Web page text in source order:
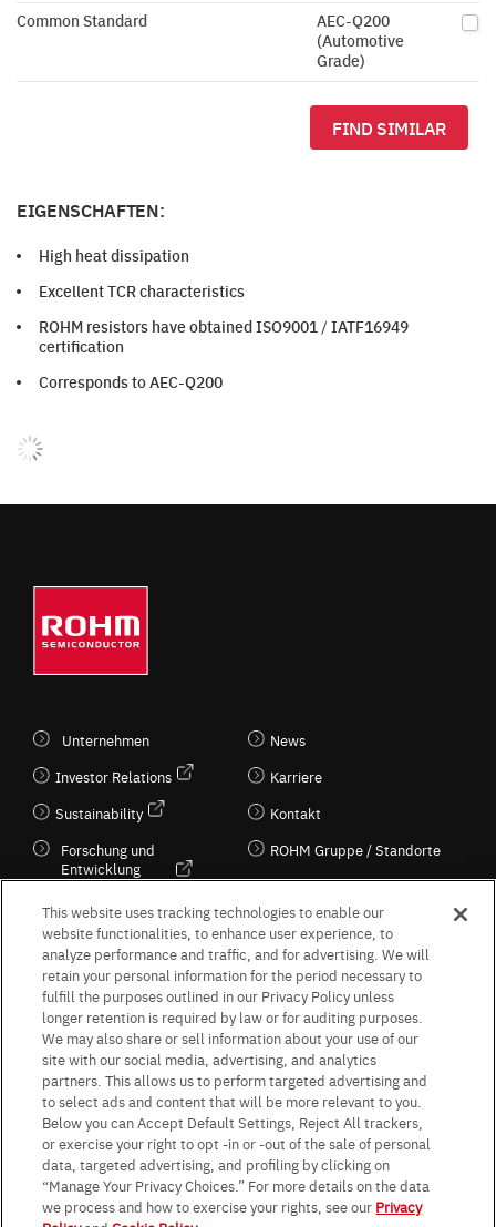
Common Standard
AEC-Q200
(Automotive
Grade)
FIND SIMILAR
EIGENSCHAFTEN:
High heat dissipation
Excellent TCR characteristics
ROHM resistors have obtained ISO9001 / IATF16949
certification
Corresponds to AEC-Q200
Unternehmen
Investor Relations
Sustainability
Forschung und
Entwicklung
Kultur / Wirtschaft
News
Karriere
Kontakt
ROHM Gruppe / Standorte
Follow Us
Terms & Conditions Purpose of use Privacy Policy
Site Map
AGB (Deutsche Version)
AGB (Englische Version)
Impressum
Standard terms and conditions for sales (PDF)
Statement on UK Modern Slavery Act
ROHM UK Group Tax Strategy
Data Protection Information for Business Partners (Europe) [English]
This website uses tracking technologies to enable our
website functionalities, to enhance user experience, to
analyze performance and traffic, and for advertising. We will
retain your personal information for the period necessary to
fulfill the purposes outlined in our Privacy Policy unless
longer retention is required by law or for auditing purposes.
We may also share or sell information about your use of our
site with our social media, advertising, and analytics
partners. This allows us to perform targeted advertising and
to select ads and content that will be more relevant to you.
Below you can Accept Default Settings, Reject All trackers,
or exercise your right to opt -in or -out of the sale of personal
data, targeted advertising, and profiling by clicking on
“Manage Your Privacy Choices.” For more details on the data
we process and how to exercise your rights, see our Privacy